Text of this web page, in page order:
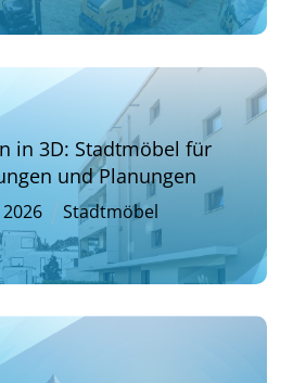
in 3D: Stadtmöbel für
und Planungen
2026 Stadtmöbel